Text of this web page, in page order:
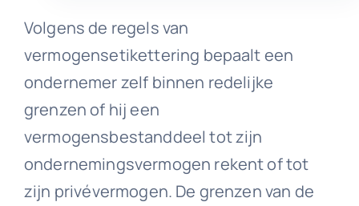
Volgens de regels van
vermogensetikettering bepaalt een
ondernemer zelf binnen redelijke
grenzen of hij een
vermogensbestanddeel tot zijn
ondernemingsvermogen rekent of tot
zijn privévermogen. De grenzen van de